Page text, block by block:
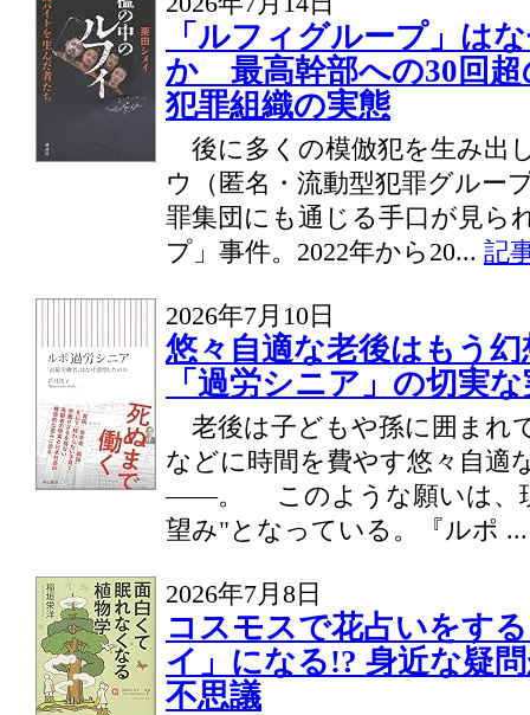
「ルフィグループ」は
か 最高幹部への30回超
犯罪組織の実態
後に多くの模倣犯を生み出
ウ（匿名・流動型犯罪グルー
罪集団にも通じる手口が見ら
プ」事件。2022年から20... 記
2026年7月10日
悠々自適な老後はもう
「過労シニア」の切実
老後は子どもや孫に囲まれ
などに時間を費やす悠々自適
――。 このような願いは、
望み"となっている。『ルポ
2026年7月8日
コスモスで花占いをす
イ」になる!? 身近な疑
不思議